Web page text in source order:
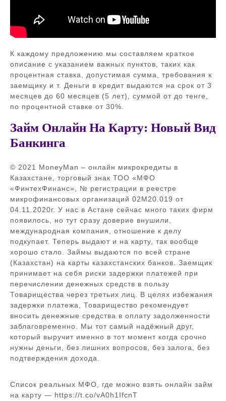
К каждому предложению мы составляем краткое
описание с указанием важных пунктов, таких как
процентная ставка, допустимая сумма, требования к
заемщику и т. Деньги в кредит выдаются на срок от 3
месяцев до 60 месяцев (5 лет), суммой от до тенге,
по процентной ставке от 30%.
Займ Онлайн На Карту: Новый Вид
Банкинга
© 2021 MoneyMan – онлайн микрокредиты в
Казахстане, торговый знак ТОО «МФО
«ФинтехФинанс», № регистрации в реестре
микрофинансовых организаций 02М20.019 от
04.11.2020г. У нас в Астане сейчас много таких фирм
появилось, но тут сразу доверие внушили,
международная компания, отношение к делу
подкупает. Теперь выдают и на карту, так вообще
хорошо стало. Займы выдаются по всей стране
(Казахстан) на карты казахстанских банков. Заемщик
принимает на себя риски задержки платежей при
перечислении денежных средств в пользу
Товарищества через третьих лиц. В целях избежания
задержки платежа, Товарищество рекомендует
вносить денежные средства в оплату задолженности
заблаговременно. Мы тот самый надёжный друг,
который выручит именно в тот момент когда срочно
нужны деньги, без лишних вопросов, без залога, без
подтверждения дохода.
Список реальных МФО, где можно взять онлайн займ
на карту — https://t.co/vA0h1IfcnT